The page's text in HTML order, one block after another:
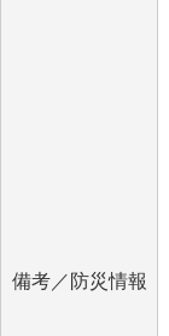
備考／防災情報